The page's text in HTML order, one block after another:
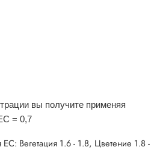
вы получите применяя
= 0,7
Вегетация 1.6 - 1.8, Цветение 1.8 -